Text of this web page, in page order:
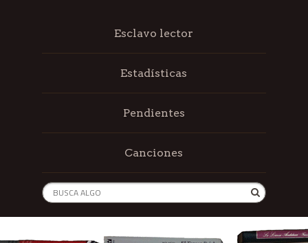
Esclavo lector
Estadísticas
Pendientes
Canciones